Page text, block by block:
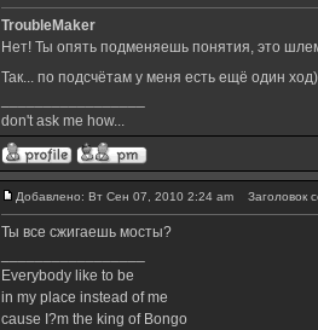
TroubleMaker
Нет! Ты опять подменяешь понятия, это
Так... по подсчётам у меня есть ещё один
don't ask me how...
Добавлено: Вт Сен 07, 2010 2:24 am Заголовок
Ты все сжигаешь мосты?
Everybody like to be
in my place instead of me
cause I?m the king of Bongo